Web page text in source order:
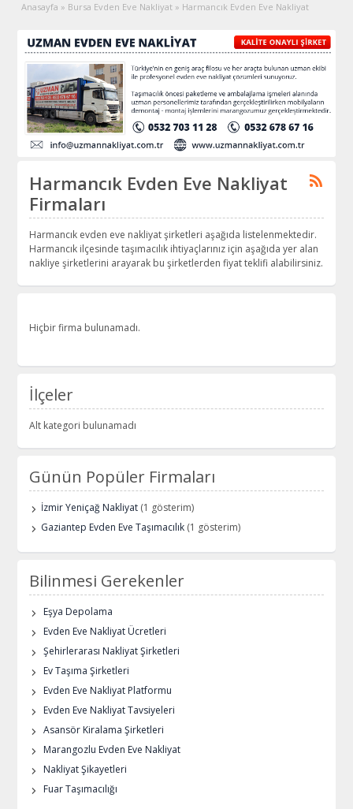
Anasayfa » Bursa Evden Eve Nakliyat » Harmancık Evden Eve Nakliyat
Harmancık Evden Eve Nakliyat
Firmaları
Harmancık evden eve nakliyat şirketleri aşağıda listelenmektedir.
Harmancık ilçesinde taşımacılık ihtiyaçlarınız için aşağıda yer alan
nakliye şirketlerini arayarak bu şirketlerden fiyat teklifi alabilirsiniz.
Hiçbir firma bulunamadı.
İlçeler
Alt kategori bulunamadı
Günün Popüler Firmaları
İzmir Yeniçağ Nakliyat (1 gösterim)
Gaziantep Evden Eve Taşımacılık (1 gösterim)
Bilinmesi Gerekenler
Eşya Depolama
Evden Eve Nakliyat Ücretleri
Şehirlerarası Nakliyat Şirketleri
Ev Taşıma Şirketleri
Evden Eve Nakliyat Platformu
Evden Eve Nakliyat Tavsiyeleri
Asansör Kiralama Şirketleri
Marangozlu Evden Eve Nakliyat
Nakliyat Şikayetleri
Fuar Taşımacılığı